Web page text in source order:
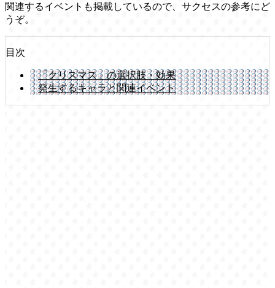
関連するイベントも掲載しているので、サクセスの参考にど
うぞ。
目次
「クリスマス」の選択肢・効果
発生するキャラと関連イベント